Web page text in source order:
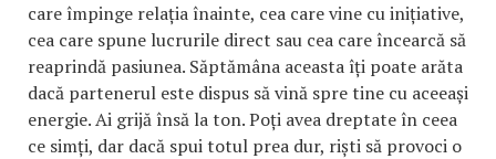
care împinge relația înainte, cea care vine cu inițiative,
cea care spune lucrurile direct sau cea care încearcă să
reaprindă pasiunea. Săptămâna aceasta îți poate arăta
dacă partenerul este dispus să vină spre tine cu aceeași
energie. Ai grijă însă la ton. Poți avea dreptate în ceea
ce simți, dar dacă spui totul prea dur, riști să provoci o